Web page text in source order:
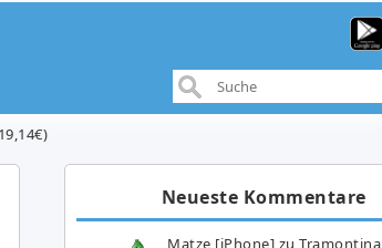
Neueste Kommentare
Matze [iPhone] zuTramontina